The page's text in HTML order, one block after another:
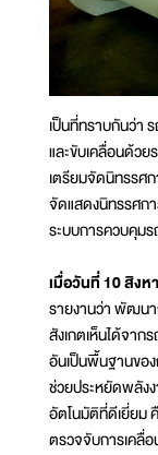
เป็นที่ทราบกันว่า
และขับเคลื่อนด้ว
เตรียมจัดนิทรรศ
จัดแสดงนิทรรศก
ระบบการควบคุม
เมื่อวันที่ 10 สิง
รายงานว่า พัฒนา
สังเกตเห็นได้จาก
อันเป็นพื้นฐานขอ
ช่วยประหยัดพลัง
อัตโนมัติที่ดีเยี่ยม
ตรวจจับการเคลื่